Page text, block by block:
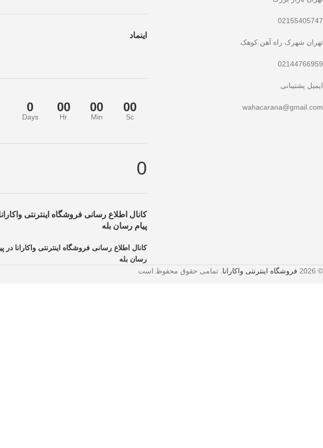
02155405747
تهران شهرک راه آهن کوهک
02144766959
ایمیل پشتیبانی
wahacarana@gmail.com
اینماد
0
Days
00
Hr
00
Min
00
Sc
0
کانال اطلاع رسانی فروشگاه اینترنتی
پیام رسان بله
کانال اطلاع رسانی فروشگاه اینترنتی واکارانا در
رسان بله
تخفیف ویژه صرفاً مختص خریدهای امروز است. برای دریافت بهترین قیمت با بالاترین تخفیف،
© 2026 فروشگاه اینترنتی واکارانا . تمامی حقوق محفوظ است